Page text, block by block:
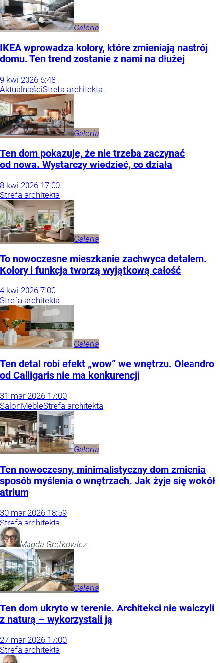
Galeria
IKEA wprowadza kolory, które zmieniają nastrój
domu. Ten trend zostanie z nami na dłużej
9 kwi 2026 6:48
AktualnościStrefa architekta
Galeria
Ten dom pokazuje, że nie trzeba zaczynać
od nowa. Wystarczy wiedzieć, co działa
8 kwi 2026 17:00
Strefa architekta
Galeria
To nowoczesne mieszkanie zachwyca detalem.
Kolory i funkcja tworzą wyjątkową całość
4 kwi 2026 7:00
Strefa architekta
Galeria
Ten detal robi efekt „wow” we wnętrzu. Oleandro
od Calligaris nie ma konkurencji
31 mar 2026 17:00
SalonMebleStrefa architekta
Galeria
Ten nowoczesny, minimalistyczny dom zmienia
sposób myślenia o wnętrzach. Jak żyje się wokół
atrium
30 mar 2026 18:59
Strefa architekta
Magda Grefkowicz
Galeria
Ten dom ukryto w terenie. Architekci nie walczyli
z naturą – wykorzystali ją
27 mar 2026 17:00
Strefa architekta